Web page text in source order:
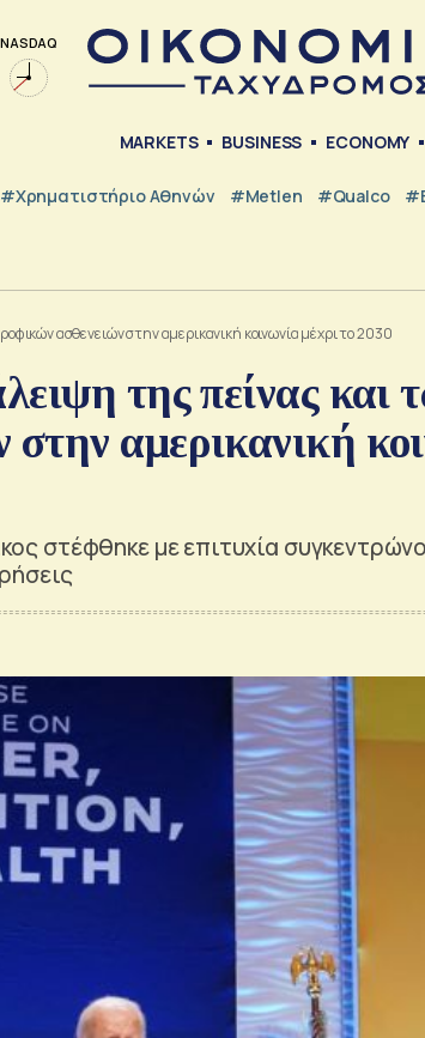
NASDAQ
MARKETS BUSINESS ECONOMY
#Χρηματιστήριο Αθηνών #metlen #Qualco
ασθενειών στην αμερικανική κοινωνία μέχρι το 2030
της πείνας και
στην αμερικανική
στέφθηκε με επιτυχία